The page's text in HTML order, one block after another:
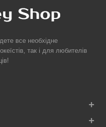
все необхідне
так і для любителів
+
+